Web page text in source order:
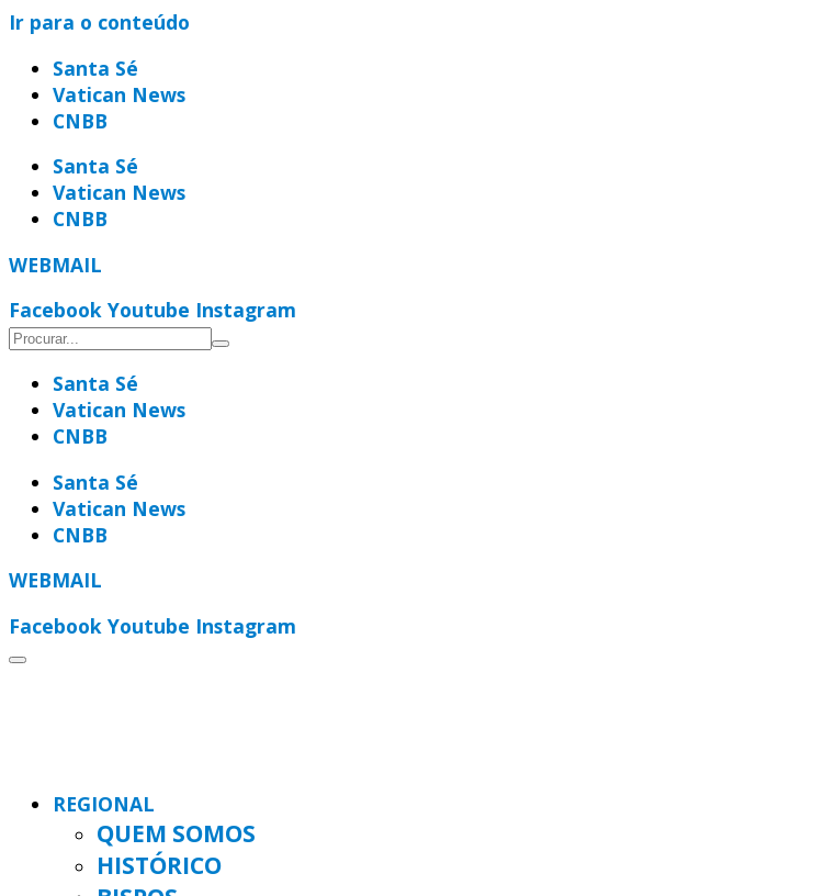
Ir para o conteúdo
Santa Sé
Vatican News
CNBB
Santa Sé
Vatican News
CNBB
WEBMAIL
Facebook Youtube Instagram
Santa Sé
Vatican News
CNBB
Santa Sé
Vatican News
CNBB
WEBMAIL
Facebook Youtube Instagram
REGIONAL
QUEM SOMOS
HISTÓRICO